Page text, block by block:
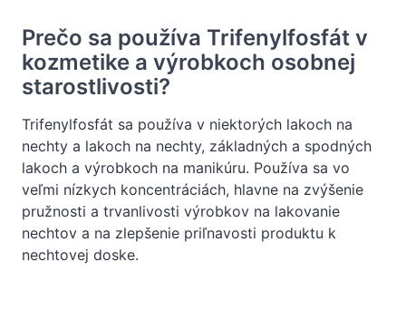
Prečo sa používa Trifenylfosfát v
kozmetike a výrobkoch osobnej
starostlivosti?
Trifenylfosfát sa používa v niektorých lakoch na
nechty a lakoch na nechty, základných a spodných
lakoch a výrobkoch na manikúru. Používa sa vo
veľmi nízkych koncentráciách, hlavne na zvýšenie
pružnosti a trvanlivosti výrobkov na lakovanie
nechtov a na zlepšenie priľnavosti produktu k
nechtovej doske.